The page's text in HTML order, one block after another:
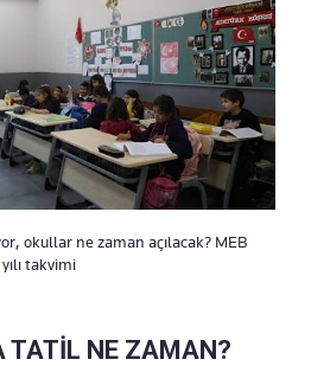
okullar ne zaman açılacak? MEB
takvimi
NE ZAMAN?